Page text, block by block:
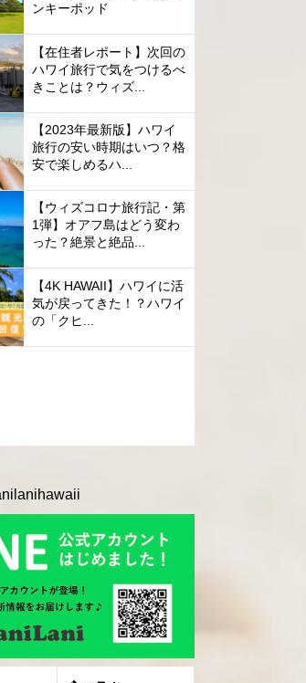
ンキーポッド
【在住者レポート】次回の
ハワイ旅行で気をつけるべ
きことは？ウィズ...
【2023年最新版】ハワイ
旅行の安い時期はいつ？格
安で楽しめるハ...
【ウィズコロナ旅行記・第
1弾】オアフ島はどう変わ
った？絶景と絶品...
【4K HAWAII】ハワイに活
気が戻ってきた！？ハワイ
の「クヒ...